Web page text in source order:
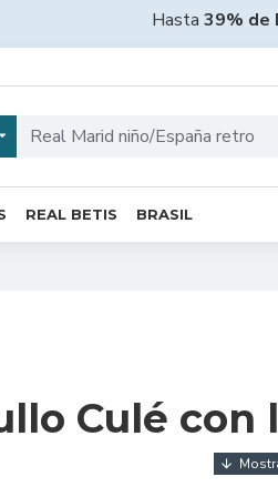
Hasta 39% de
REAL BETIS BRASIL
Culé